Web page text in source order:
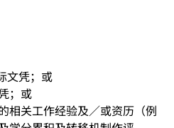
文凭；或
；或
相关工作经验及／或资历（例